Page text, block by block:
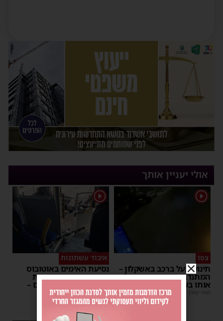
אולי יעניין אותך
1
צפו
תינוק ננעל ברכב באשקלון –
המתנדבים האשדודים חילצו
אותו בשלום
משה קאהן 11:53
1
איבוד עשתונות
נסיעת האימים באוטובוס
מאשדוד: הנהג ניפץ את
השמשה לעיני הנוסעים –
ילדים פרצו בבכי
מנחם דויטש |
11:34